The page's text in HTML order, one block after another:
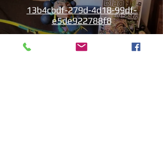
13b4cbdf-279d-4d18-99df-
e5de922788f8
Смотреть